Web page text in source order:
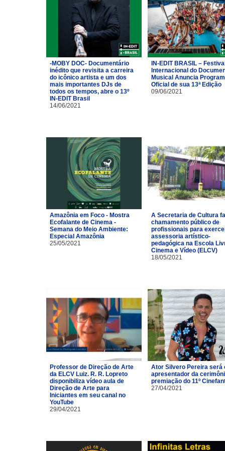
-MOBY DOC- Documentário
inédito que revisita a carreira
do icônico artista e um dos
mais importantes DJs de
todos os tempos, abre o 13º
IN-EDIT Brasil
14/06/2021
IN-EDIT BRASIL –
Internacional do
Musical Anuncia
Oficial de sua 13ª Edição
09/06/2021
Amazônia em Foco - Mostra
Ecofalante de Cinema -
Semana do Meio Ambiente:
Especial Amazônia
25/05/2021
A Secretaria de Cultura
chamamento público de
profissionais para
assessoria artístico-
pedagógica na Escola
Cinema e Vídeo (ELCV)
18/05/2021
Professor de Direção de Arte
da ELCV Luiz. R. R. Lopreto
disponibiliza vídeo aula de
Direção de Arte para
Iniciantes em seu canal no
YouTube
29/04/2021
Ator Silvero Pereira será
apresentador da
premiação do 11º
27/04/2021